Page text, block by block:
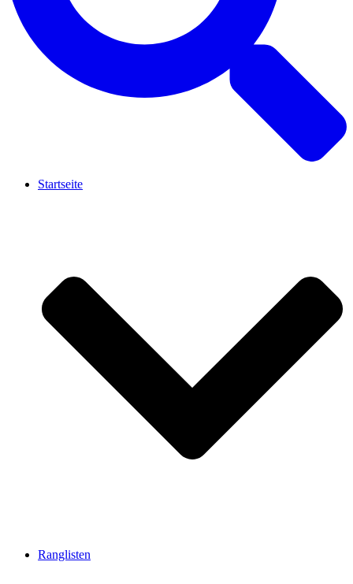
Startseite
Ranglisten